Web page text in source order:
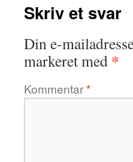
Skriv et svar
Din e-
markeret med *
Kommentar*